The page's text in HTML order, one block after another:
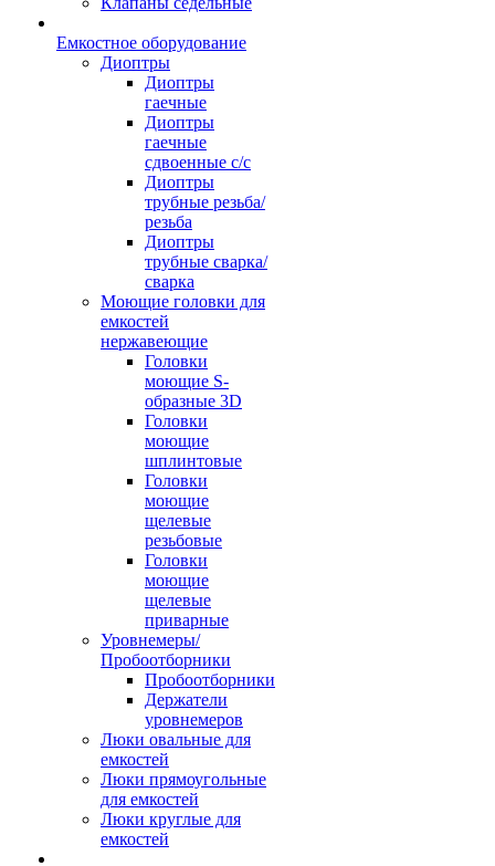
Емкостное оборудование
Диоптры
Диоптры
гаечные
Диоптры
гаечные
сдвоенные c/c
Диоптры
трубные резьба/
резьба
Диоптры
трубные сварка/
сварка
Моющие головки для
емкостей
нержавеющие
Головки
моющие S-
образные 3D
Головки
моющие
шплинтовые
Головки
моющие
щелевые
резьбовые
Головки
моющие
щелевые
приварные
Уровнемеры/
Пробоотборники
Пробоотборники
Держатели
уровнемеров
Люки овальные для
емкостей
Люки прямоугольные
для емкостей
Люки круглые для
емкостей